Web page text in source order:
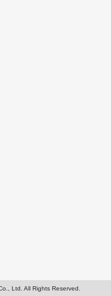
Ltd. All Rights Reserved.